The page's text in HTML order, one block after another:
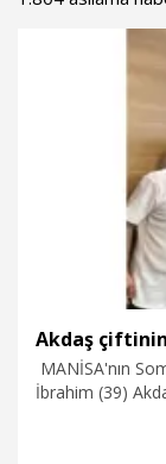
MANİSA'nın
İbrahim (39)